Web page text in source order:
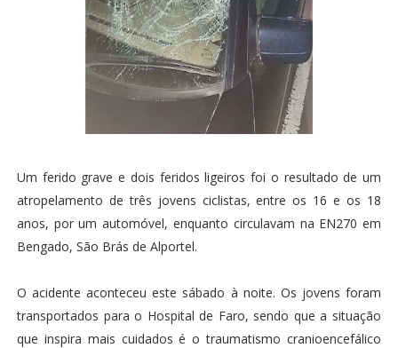
Um ferido grave e dois feridos ligeiros foi o resultado de um
atropelamento de três jovens ciclistas, entre os 16 e os 18
anos, por um automóvel, enquanto circulavam na EN270 em
Bengado, São Brás de Alportel.
O acidente aconteceu este sábado à noite. Os jovens foram
transportados para o Hospital de Faro, sendo que a situação
que inspira mais cuidados é o traumatismo cranioencefálico